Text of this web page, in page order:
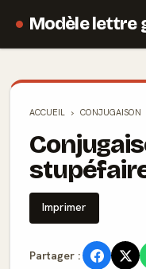
Modèle lettre
ACCUEIL CONJUGAISON
Imprimer
Partager :